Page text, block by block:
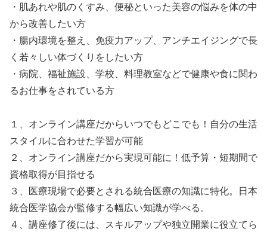
・肌あれや肌のくすみ、便秘といった美容の悩みを体の中
から改善したい方
・腸内環境を整え、免疫力アップ、アンチエイジングで長
く若々しい体づくりをしたい方
・病院、福祉施設、学校、料理教室などで健康や食に関わ
るお仕事をされている方
１、オンライン講座だからいつでもどこでも！自分の生活
スタイルに合わせた学習が可能
２、オンライン講座だから実現可能に！低予算・短期間で
資格取得が目指せる
３、医療現場で必要とされる統合医療の知識に特化。日本
統合医学協会が監修する幅広い知識が学べる。
４、講座修了後には、スキルアップや独立開業に役立てら